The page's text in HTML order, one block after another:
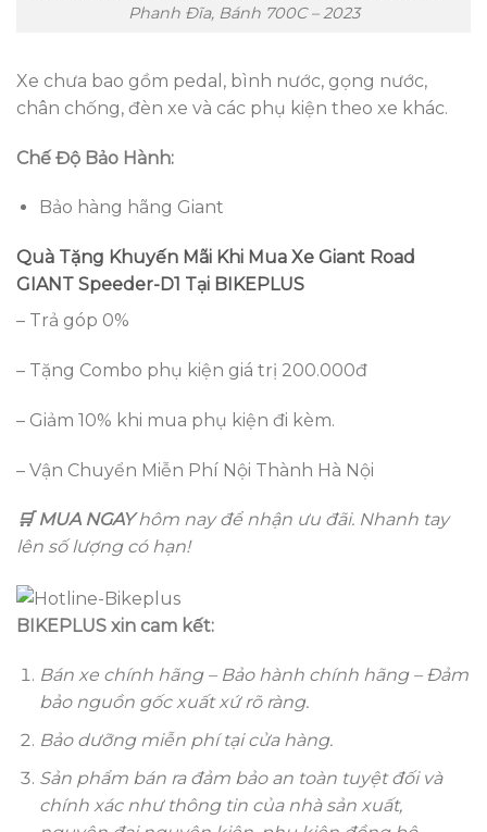
Phanh Đĩa, Bánh 700C – 2023
Xe chưa bao gồm pedal, bình nước, gọng nước,
chân chống, đèn xe và các phụ kiện theo xe khác.
Chế Độ Bảo Hành:
Bảo hàng hãng Giant
Quà Tặng Khuyến Mãi Khi Mua Xe Giant Road
GIANT Speeder-D1 Tại BIKEPLUS
– Trả góp 0%
– Tặng Combo phụ kiện giá trị 200.000đ
– Giảm 10% khi mua phụ kiện đi kèm.
– Vận Chuyển Miễn Phí Nội Thành Hà Nội
🛒 MUA NGAYhôm nay để nhận ưu đãi. Nhanh tay
lên số lượng có hạn!
BIKEPLUS xin cam kết:
Bán xe chính hãng – Bảo hành chính hãng – Đảm
bảo nguồn gốc xuất xứ rõ ràng.
Bảo dưỡng miễn phí tại cửa hàng.
Sản phẩm bán ra đảm bảo an toàn tuyệt đối và
chính xác như thông tin của nhà sản xuất,